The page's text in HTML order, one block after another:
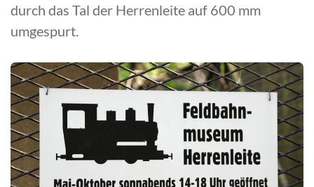
durch das Tal der Herrenleite auf 600 mm
umgespurt.